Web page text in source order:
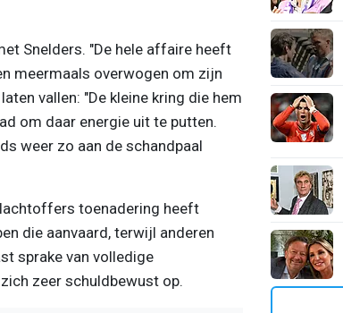
Snelders. "De hele affaire heeft
meermaals overwogen om zijn
vallen: "De kleine kring die hem
om daar energie uit te putten.
weer zo aan de schandpaal
toenadering heeft
die aanvaard, terwijl anderen
sprake van volledige
zeer schuldbewust op.